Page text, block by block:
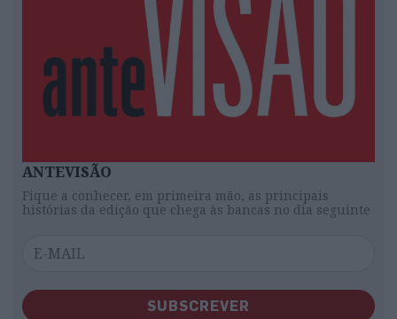
ANTEVISÃO
Fique a conhecer, em primeira mão, as principais
histórias da edição que chega às bancas no dia seguinte
SUBSCREVER